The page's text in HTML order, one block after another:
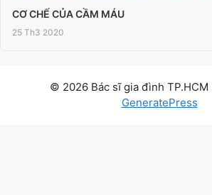
CƠ CHẾ CỦA CẦM MÁU
25 Th3 2020
© 2026 Bác sĩ gia đình TP.HCM
GeneratePress